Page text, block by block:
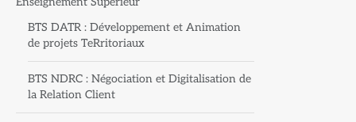
BTS DATR : Développement et Animation
de projets TeRritoriaux
BTS NDRC : Négociation et Digitalisation de
la Relation Client